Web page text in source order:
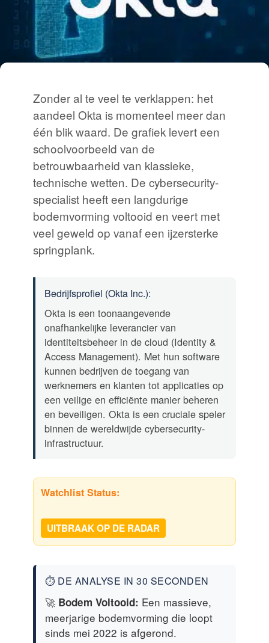
Zonder al te veel te verklappen: het
aandeel Okta is momenteel meer dan
één blik waard. De grafiek levert een
schoolvoorbeeld van de
betrouwbaarheid van klassieke,
technische wetten. De cybersecurity-
specialist heeft een langdurige
bodemvorming voltooid en veert met
veel geweld op vanaf een ijzersterke
springplank.
Bedrijfsprofiel (Okta Inc.):
Okta is een toonaangevende
onafhankelijke leverancier van
identiteitsbeheer in de cloud (Identity &
Access Management). Met hun software
kunnen bedrijven de toegang van
werknemers en klanten tot applicaties op
een veilige en efficiënte manier beheren
en beveiligen. Okta is een cruciale speler
binnen de wereldwijde cybersecurity-
infrastructuur.
Watchlist Status:
UITBRAAK OP DE RADAR
⏱️ DE ANALYSE IN 30 SECONDEN
🚀 Bodem Voltooid: Een massieve,
meerjarige bodemvorming die loopt
sinds mei 2022 is afgerond.